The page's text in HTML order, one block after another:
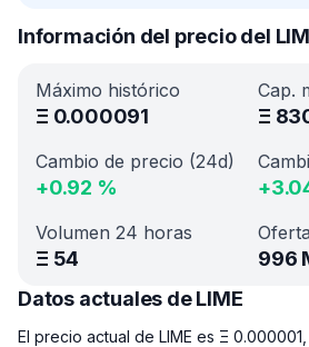
Información del precio del
Máximo histórico
Ξ 0.000091
Cap.
Ξ
Cambio de precio (24d)
+0.92 % +
Volumen 24 horas
Ξ 54
996
Datos actuales de LIME
El precio actual de LIME es Ξ